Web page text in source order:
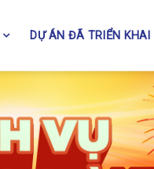
DỰ ÁN ĐÃ TRIỂN KHAI